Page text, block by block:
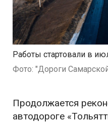
Работы стартовали в
Фото: "Дороги
Продолжается
автодороге